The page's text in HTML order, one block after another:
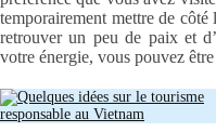
temporairement mettre de
retrouver un peu de paix et
votre énergie, vous pouvez